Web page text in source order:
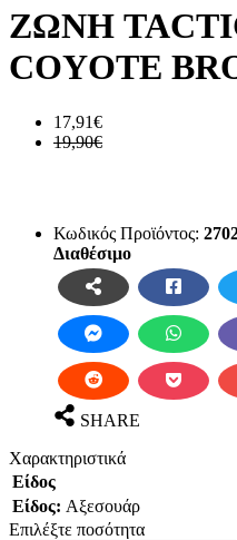
ΖΩΝΗ
COYOTE
17,91€
19,90€
Κωδικός Προϊόντος:
Διαθέσιμο
SHARE
Χαρακτηριστικά
Είδος
Είδος: Αξεσουάρ
Επιλέξτε ποσότητα